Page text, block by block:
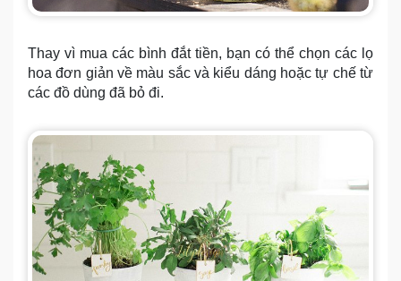
Thay vì mua các bình đắt tiền, bạn có thể chọn các lọ
hoa đơn giản về màu sắc và kiểu dáng hoặc tự chế từ
các đồ dùng đã bỏ đi.